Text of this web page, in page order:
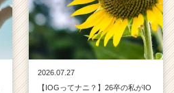
2026.07.27
【IOGってナニ？】26卒の私がIO